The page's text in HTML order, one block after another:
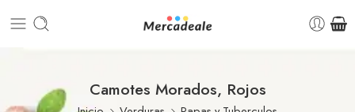
Camotes Morados, Rojos